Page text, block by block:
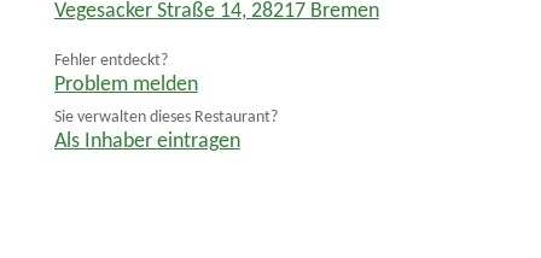
Vegesacker Straße 14, 28217 Bremen
Fehler entdeckt?
Problem melden
Sie verwalten dieses Restaurant?
Als Inhaber eintragen